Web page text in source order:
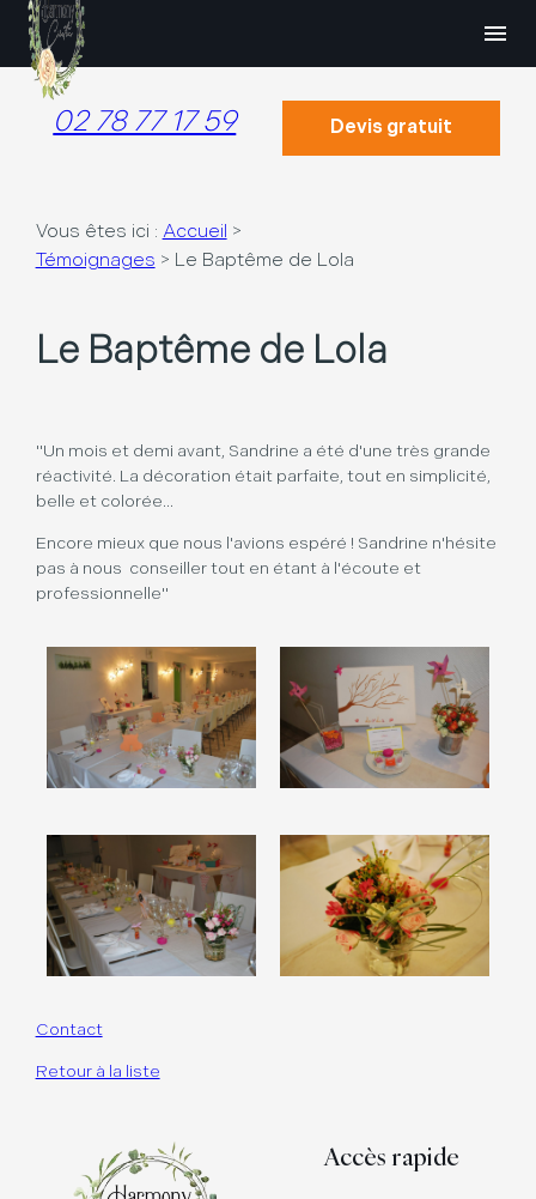
menu
02 78 77 17 59 Devis gratuit
Vous êtes ici : Accueil >
Témoignages > Le Baptême de Lola
Le Baptême de Lola
"Un mois et demi avant, Sandrine a été d'une très grande
réactivité. La décoration était parfaite, tout en simplicité,
belle et colorée...
Encore mieux que nous l'avions espéré ! Sandrine n'hésite
pas à nous conseiller tout en étant à l'écoute et
professionnelle"
Contact
Retour à la liste
Accès rapide
Panneau de gestion des cookies